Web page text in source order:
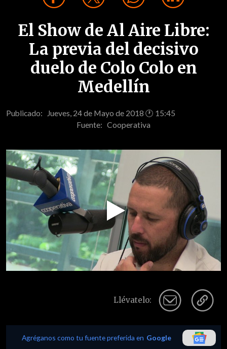
El Show de Al Aire Libre:
La previa del decisivo
duelo de Colo Colo en
Medellín
Publicado: Jueves, 24 de Mayo de 2018 🕐 15:45
Fuente: Cooperativa
Play
Video
Llévatelo:
Agréganos como tu fuente preferida en Google